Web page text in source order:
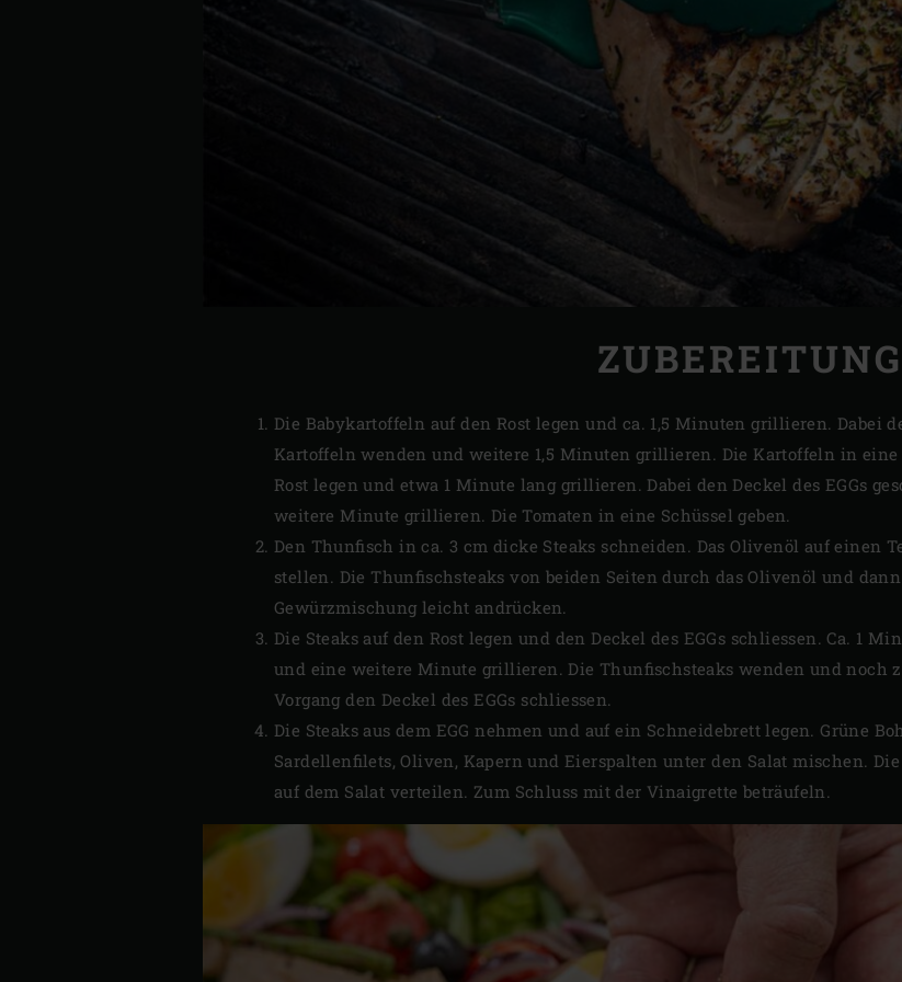
ZUBEREITUNG
Die Babykartoffeln auf den Rost legen und ca. 1,5 Minuten grillieren. Dabei
Kartoffeln wenden und weitere 1,5 Minuten grillieren. Die Kartoffeln in eine
Rost legen und etwa 1 Minute lang grillieren. Dabei den Deckel des EGGs
weitere Minute grillieren. Die Tomaten in eine Schüssel geben.
Den Thunfisch in ca. 3 cm dicke Steaks schneiden. Das Olivenöl auf einen
stellen. Die Thunfischsteaks von beiden Seiten durch das Olivenöl und
Gewürzmischung leicht andrücken.
Die Steaks auf den Rost legen und den Deckel des EGGs schliessen. Ca. 1
und eine weitere Minute grillieren. Die Thunfischsteaks wenden und noch
Vorgang den Deckel des EGGs schliessen.
Die Steaks aus dem EGG nehmen und auf ein Schneidebrett legen. Grüne
Sardellenfilets, Oliven, Kapern und Eierspalten unter den Salat mischen.
auf dem Salat verteilen. Zum Schluss mit der Vinaigrette beträufeln.